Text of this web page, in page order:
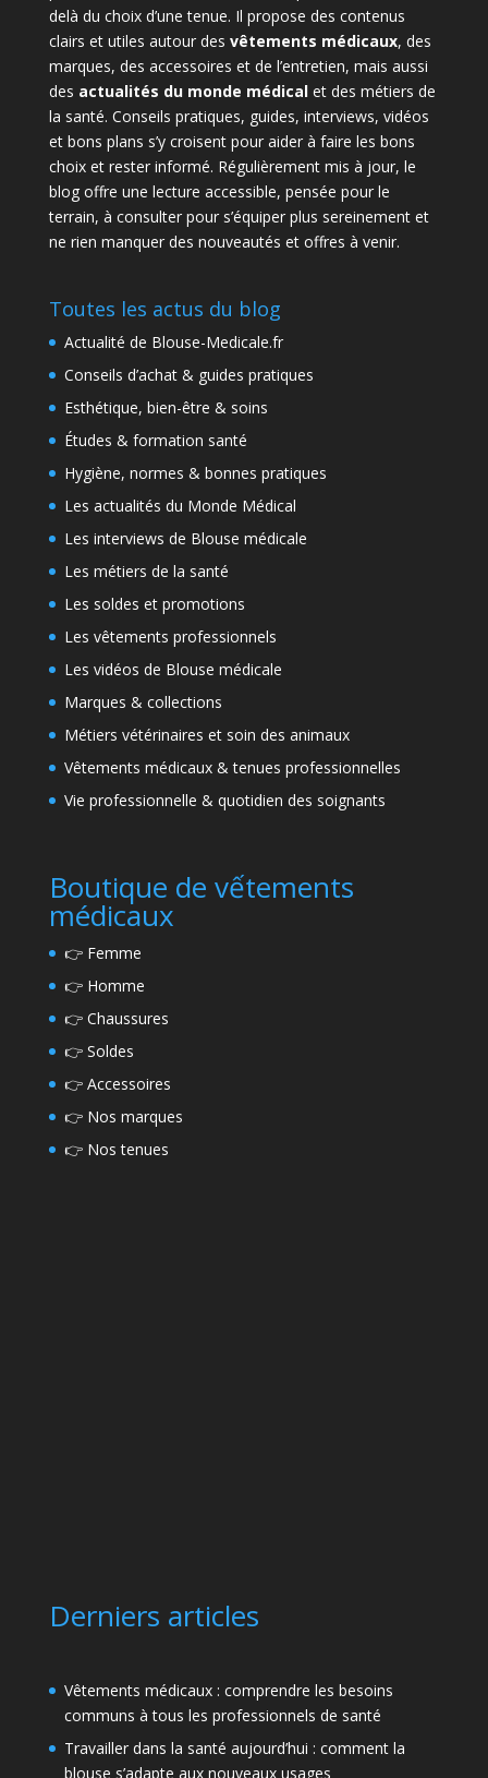
delà du choix d’une tenue. Il propose des contenus
clairs et utiles autour des vêtements médicaux, des
marques, des accessoires et de l’entretien, mais aussi
des actualités du monde médicalet des métiers de
la santé. Conseils pratiques, guides, interviews, vidéos
et bons plans s’y croisent pour aider à faire les bons
choix et rester informé. Régulièrement mis à jour, le
blog offre une lecture accessible, pensée pour le
terrain, à consulter pour s’équiper plus sereinement et
ne rien manquer des nouveautés et offres à venir.
Toutes les actus du blog
Actualité de Blouse-Medicale.fr
Conseils d’achat & guides pratiques
Esthétique, bien-être & soins
Études & formation santé
Hygiène, normes & bonnes pratiques
Les actualités du Monde Médical
Les interviews de Blouse médicale
Les métiers de la santé
Les soldes et promotions
Les vêtements professionnels
Les vidéos de Blouse médicale
Marques & collections
Métiers vétérinaires et soin des animaux
Vêtements médicaux & tenues professionnelles
Vie professionnelle & quotidien des soignants
Boutique de vếtements
médicaux
👉 Femme
👉 Homme
👉 Chaussures
👉 Soldes
👉 Accessoires
👉 Nos marques
👉 Nos tenues
Derniers articles
Vêtements médicaux : comprendre les besoins
communs à tous les professionnels de santé
Travailler dans la santé aujourd’hui : comment la
blouse s’adapte aux nouveaux usages